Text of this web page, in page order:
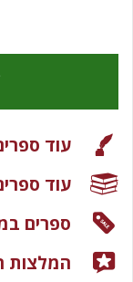
עוד
עוד
ספרים
המלצות